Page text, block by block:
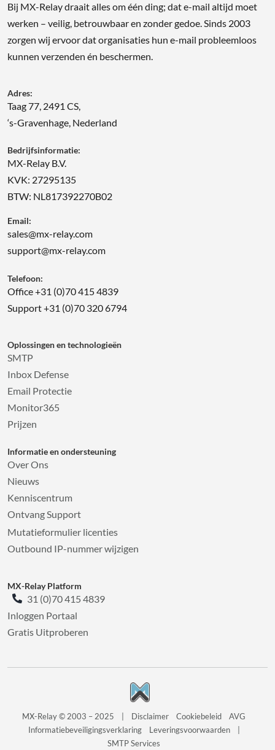
Bij MX-Relay draait alles om één ding; dat e-mail altijd moet
werken – veilig, betrouwbaar en zonder gedoe. Sinds 2003
zorgen wij ervoor dat organisaties hun e-mail probleemloos
kunnen verzenden én beschermen.
Adres:
Taag 77, 2491 CS,
‘s-Gravenhage, Nederland
Bedrijfsinformatie:
MX-Relay B.V.
KVK: 27295135
BTW: NL817392270B02
Email:
sales@mx-relay.com
support@mx-relay.com
Telefoon:
Office +31 (0)70 415 4839
Support +31 (0)70 320 6794
Oplossingen en technologieën
SMTP
Inbox Defense
Email Protectie
Monitor365
Prijzen
Informatie en ondersteuning
Over Ons
Nieuws
Kenniscentrum
Ontvang Support
Mutatieformulier licenties
Outbound IP-nummer wijzigen
MX-Relay Platform
31 (0)70 415 4839
Inloggen Portaal
Gratis Uitproberen
MX-Relay © 2003 – 2025 Disclaimer Cookiebeleid
AVG
Informatiebeveiligingsverklaring
Leveringsvoorwaarden
SMTP Services